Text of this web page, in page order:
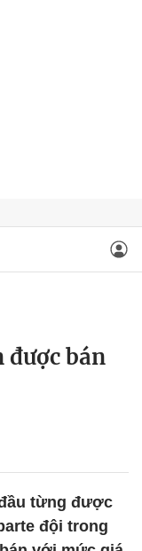
được bán
từng được
đội trong